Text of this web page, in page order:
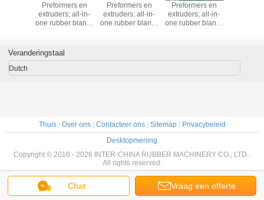
Preformers en
extruders; all-in-
one rubber blanks
blanks machine;
precieze
Preformers en
extruders; all-in-
one rubber blanks
precieze
Preformers en
extruders; all-in-
one rubber blanks
precieze
Chat Vraag een offerte
Veranderingstaal
Dutch
Thuis| Over ons| Contacteer ons| Sitemap| Privacybeleid
Desktopmening
Copyright © 2016 - 2026 INTER-CHINA RUBBER MACHINERY CO., LTD..
All rights reserved.